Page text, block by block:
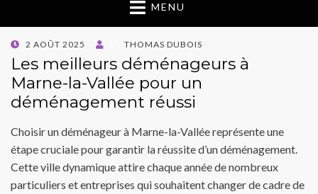
MENU
POSTED
ON
2 AOÛT 2025 THOMAS DUBOIS
Les meilleurs déménageurs à
Marne-la-Vallée pour un
déménagement réussi
Choisir un déménageur à Marne-la-Vallée représente une
étape cruciale pour garantir la réussite d’un déménagement.
Cette ville dynamique attire chaque année de nombreux
particuliers et entreprises qui souhaitent changer de cadre de